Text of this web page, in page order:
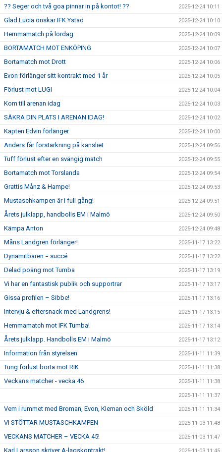
?? Seger och två goa pinnar in på kontot! ?? 2025-12-24 10:11
Glad Lucia önskar IFK Ystad 2025-12-24 10:10
Hemmamatch på lördag 2025-12-24 10:09
BORTAMATCH MOT ENKÖPING 2025-12-24 10:07
Bortamatch mot Drott 2025-12-24 10:06
Evon förlänger sitt kontrakt med 1 år 2025-12-24 10:05
Förlust mot LUGI 2025-12-24 10:04
Kom till arenan idag 2025-12-24 10:03
SÄKRA DIN PLATS I ARENAN IDAG! 2025-12-24 10:02
Kapten Edvin förlänger 2025-12-24 10:00
Anders får förstärkning på kansliet 2025-12-24 09:56
Tuff förlust efter en svängig match 2025-12-24 09:55
Bortamatch mot Torslanda 2025-12-24 09:54
Grattis Månz & Hampe! 2025-12-24 09:53
Mustaschkampen är i full gång! 2025-12-24 09:51
Årets julklapp, handbolls EM i Malmö 2025-12-24 09:50
Kämpa Anton 2025-12-24 09:48
Måns Landgren förlänger! 2025-11-17 13:22
Dynamitbaren = succé 2025-11-17 13:22
Delad poäng mot Tumba 2025-11-17 13:19
Vi har en fantastisk publik och supportrar 2025-11-17 13:17
Gissa profilen – Sibbe! 2025-11-17 13:16
Intervju & eftersnack med Landgrens! 2025-11-17 13:15
Hemmamatch mot IFK Tumba! 2025-11-17 13:14
Årets julklapp. Handbolls EM i Malmö 2025-11-17 13:12
Information från styrelsen 2025-11-11 11:39
Tung förlust borta mot RIK 2025-11-11 11:38
Veckans matcher - vecka 46 2025-11-11 11:38
2025-11-11 11:37
Vem i rummet med Broman, Evon, Kleman och Sköld 2025-11-11 11:34
VI STÖTTAR MUSTASCHKAMPEN 2025-11-03 11:48
VECKANS MATCHER – VECKA 45! 2025-11-03 11:47
Karl Larsson skriver A-lagskontrakt!